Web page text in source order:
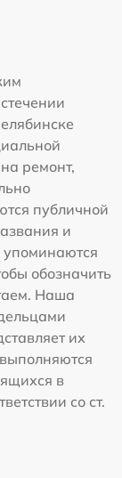
ремонт,
публичной
и
упоминаются
обозначить
Наша
их
в
со ст.